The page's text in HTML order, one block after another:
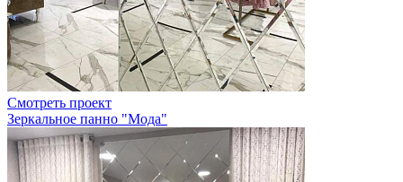
Смотреть проект
Зеркальное панно "Мода"